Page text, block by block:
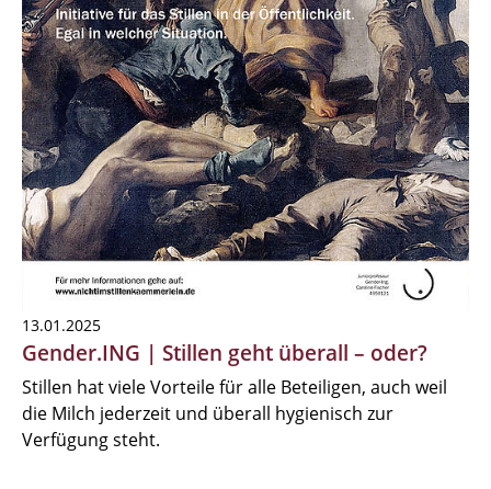
13.01.2025
Gender.ING | Stillen geht überall – oder?
Stillen hat viele Vorteile für alle Beteiligen, auch weil
die Milch jederzeit und überall hygienisch zur
Verfügung steht.